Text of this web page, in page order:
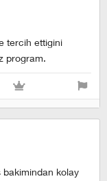
tercih ettigini
program.
kolay